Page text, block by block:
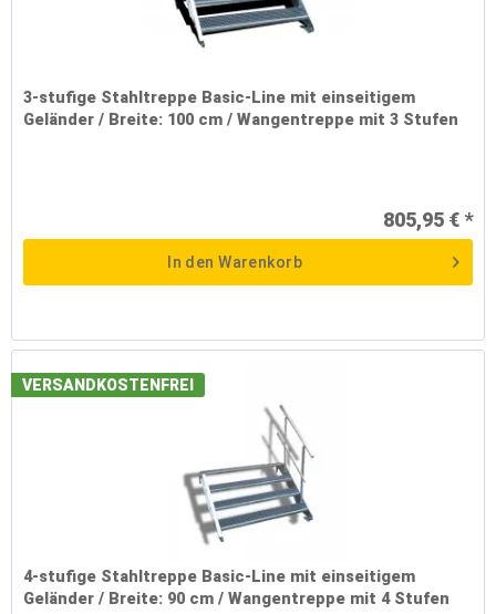
3-stufige Stahltreppe Basic-Line mit einseitigem
Geländer / Breite: 100 cm / Wangentreppe mit 3 Stufen
805,95 € *
In den Warenkorb
VERSANDKOSTENFREI
4-stufige Stahltreppe Basic-Line mit einseitigem
Geländer / Breite: 90 cm / Wangentreppe mit 4 Stufen